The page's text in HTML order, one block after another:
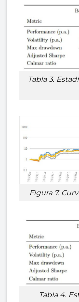
Tabla 3.
Figura 7.
Tabla 4.